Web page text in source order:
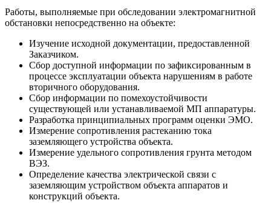
Работы, выполняемые при обследовании электромагнитной
обстановки непосредственно на объекте:
Изучение исходной документации, предоставленной
Заказчиком.
Сбор доступной информации по зафиксированным в
процессе эксплуатации объекта нарушениям в работе
вторичного оборудования.
Сбор информации по помехоустойчивости
существующей или устанавливаемой МП аппаратуры.
Разработка принципиальных программ оценки ЭМО.
Измерение сопротивления растеканию тока
заземляющего устройства объекта.
Измерение удельного сопротивления грунта методом
ВЭЗ.
Определение качества электрической связи с
заземляющим устройством объекта аппаратов и
конструкций объекта.